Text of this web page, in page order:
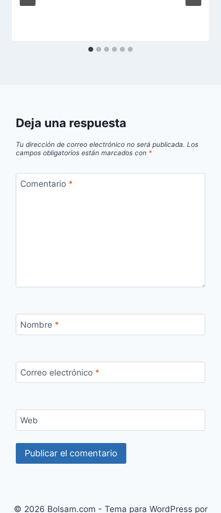
Deja una respuesta
Tu dirección de correo electrónico no será publicada. Los
campos obligatorios están marcados con *
Comentario *
Nombre *
Correo electrónico *
Web
© 2026 Bolsam.com - Tema para WordPress por